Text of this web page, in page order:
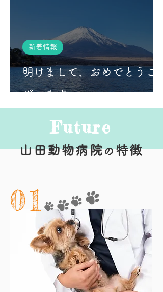
明けまして、おめでとうご
ざいます。
新着情報
山田動物病院の特徴
Future
01